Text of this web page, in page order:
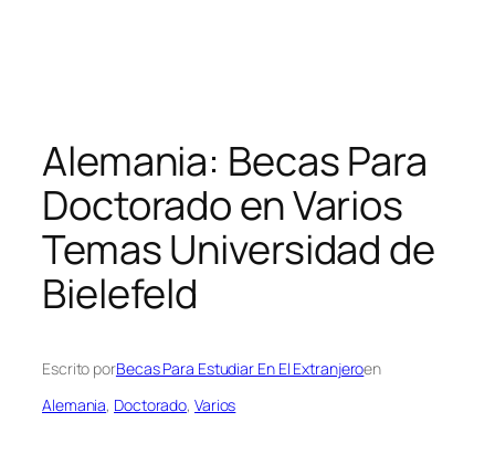
Alemania: Becas Para
Doctorado en Varios
Temas Universidad de
Bielefeld
Escrito porBecas Para Estudiar En El Extranjeroen
Alemania, Doctorado, Varios